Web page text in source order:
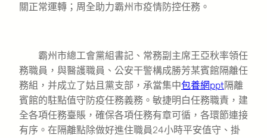
關正常運轉；周全助力霸州市疫情防控任務。
霸州市總工會黨組書記、常務副主席王亞秋率領任
務職員，與醫護職員、公安干警構成勝芳某賓館隔離任
務組，并成立了姑且黨支部，承當集中包養網ppt隔離
賓館的駐點值守防疫任務義務。敏捷明白任務職責，建
全各項任務臺賬，確保各項任務有章可循，各環節連接
有序。在隔離點除做好進住職員24小時平安值守、掛